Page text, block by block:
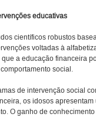
educativas
científicos robustos
voltadas à
a educação financeira
social.
de intervenção social
os idosos
O ganho de